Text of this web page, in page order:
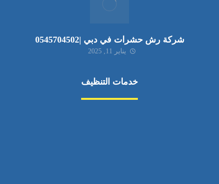
شركة رش حشرات في دبي |0545704502
يناير 11, 2025
خدمات التنظيف